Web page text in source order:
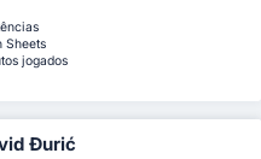
Sheets
jogados
Đurić